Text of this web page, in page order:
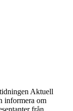
Aktuell
informera om